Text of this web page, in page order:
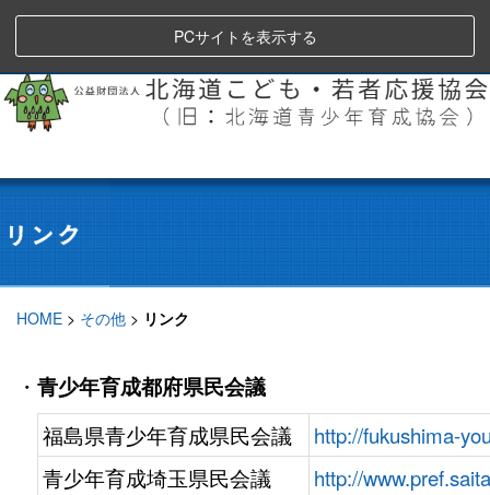
PCサイトを表示する
HOME > その他 > リンク
・ 青少年育成都府県民会議
福島県青少年育成県民会議
http://fukushima-
青少年育成埼玉県民会議
http://